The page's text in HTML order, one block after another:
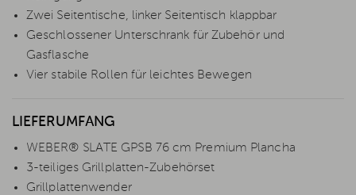
Zwei Seitentische, linker Seitentisch klappbar
Geschlossener Unterschrank für Zubehör und
Gasflasche
Vier stabile Rollen für leichtes Bewegen
LIEFERUMFANG
WEBER® SLATE GPSB 76 cm Premium Plancha
3-teiliges Grillplatten-Zubehörset
Grillplattenwender